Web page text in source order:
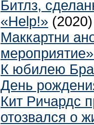
Битлз,
«Help!» (2020)
Маккартни
К юбилею
День
Кит Ричардс
отозвался о